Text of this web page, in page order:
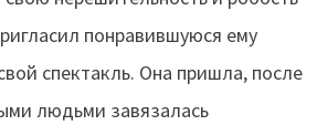
понравившуюся ему
спектакль. Она пришла, после
людьми завязалась